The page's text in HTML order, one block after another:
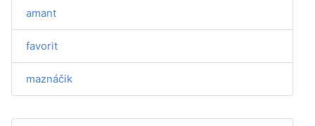
amant
favorit
maznáčik